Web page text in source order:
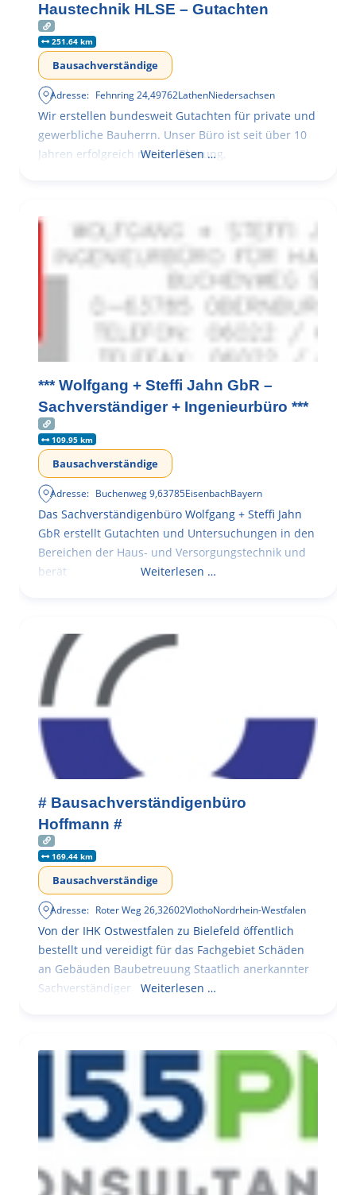
Haustechnik HLSE – Gutachten
251.64 km
Bausachverständige
Adresse: Fehnring 24,49762LathenNiedersachsen
Wir erstellen bundesweit Gutachten für private und
gewerbliche Bauherrn. Unser Büro ist seit über 10
Jahren erfolgreich mit der Planung,
Weiterlesen …
*** Wolfgang + Steffi Jahn GbR –
Sachverständiger + Ingenieurbüro ***
109.95 km
Bausachverständige
Adresse: Buchenweg 9,63785EisenbachBayern
Das Sachverständigenbüro Wolfgang + Steffi Jahn
GbR erstellt Gutachten und Untersuchungen in den
Bereichen der Haus- und Versorgungstechnik und
berät
Weiterlesen …
# Bausachverständigenbüro
Hoffmann #
169.44 km
Bausachverständige
Adresse: Roter Weg 26,32602VlothoNordrhein-Westfalen
Von der IHK Ostwestfalen zu Bielefeld öffentlich
bestellt und vereidigt für das Fachgebiet Schäden
an Gebäuden Baubetreuung Staatlich anerkannter
Sachverständiger
Weiterlesen …